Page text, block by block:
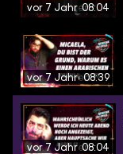
vor 7 Jahren08:04
vor 7 Jahren08:39
vor 7 Jahren08:04